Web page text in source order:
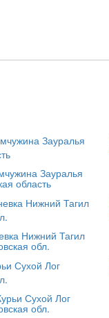
Зауралья
область
Нижний Тагил
обл.
Сухой Лог
обл.